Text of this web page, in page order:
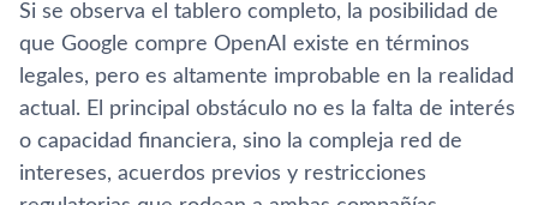
Si se observa el tablero completo, la posibilidad de
que Google compre OpenAI existe en términos
legales, pero es altamente improbable en la realidad
actual. El principal obstáculo no es la falta de interés
o capacidad financiera, sino la compleja red de
intereses, acuerdos previos y restricciones